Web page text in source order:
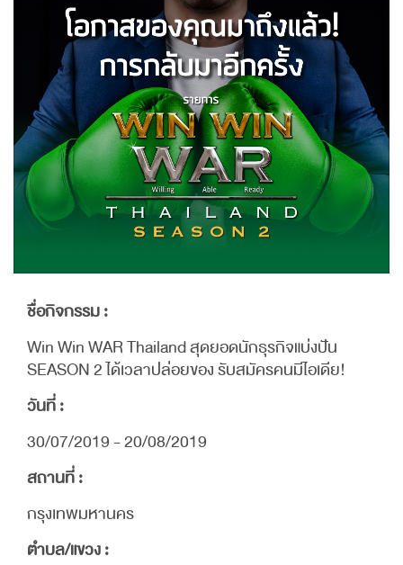
ชื่อกิจกรรม :
Win Win WAR Thailand สุดยอดนักธุรกิจแบ่งปัน
SEASON 2 ได้เวลาปล่อยของ รับสมัครคนมีไอเดีย!
วันที่ :
30/07/2019 - 20/08/2019
สถานที่ :
กรุงเทพมหานคร
ตำบล/แขวง :